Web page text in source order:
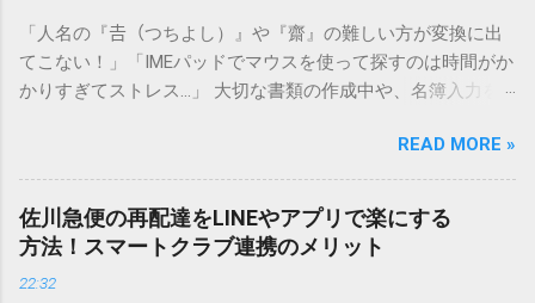
「人名の『𠮷（つちよし）』や『齋』の難しい方が変換に出
てこない！」「IMEパッドでマウスを使って探すのは時間がか
かりすぎてストレス…」 大切な書類の作成中や、名簿入力を
てしまいますよね。多くの人が「IMEパッド（手書き入力）」
を使いますが、実はマウスで一画ずつ書くのは非効率です
し、似た漢字が多すぎて結局見つからないことも少なくあり
ません。 そこで今回は、IMEパッドを使わずに、特定のコー
ドを打ち込むだけで一瞬で旧字や外字、特殊記号を呼び出す
「文字コード入力」のテクニックを詳しく解説します。 この
READ MORE »
佐川急便の再配達をLINEやアプリで楽にする
方法！スマートクラブ連携のメリット
22:32